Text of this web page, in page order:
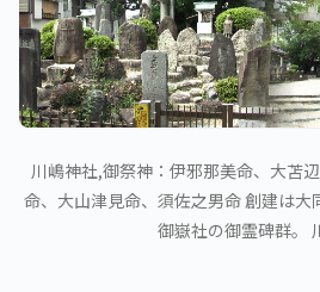
川嶋神社,御祭神：伊邪那美命、大苫
命、大山津見命、須佐之男命 創建は
御嶽社の御霊碑群。